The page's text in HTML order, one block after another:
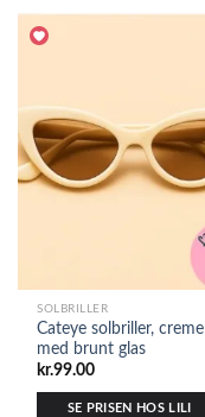
SOLBRILLER
Cateye solbriller, creme
med brunt glas
kr.99.00
SE PRISEN HOS LILI